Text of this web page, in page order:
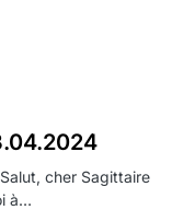
cher Sagittaire
à…